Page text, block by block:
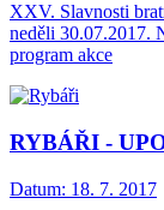
XXV. Slavnosti
neděli 30.07.2017.
program akce
RYBÁŘI -
Datum: 18. 7. 2017